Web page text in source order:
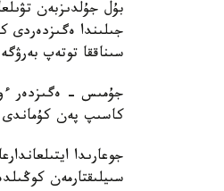
بۇل جۇلدىزبەن
جىلىندا ەگىزدەردى
سىناققا توتەپ
جۇمىس - ەگىزدەر
كاسىپ پەن كۇماندى
جوعارىدا
سىيلىقتارمەن